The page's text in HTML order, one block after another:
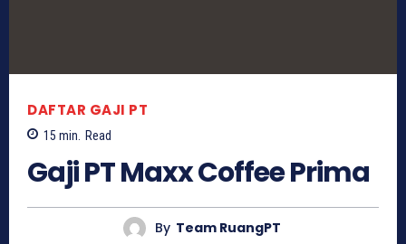
DAFTAR GAJI PT
15 min. Read
Gaji PT Maxx Coffee Prima
By Team RuangPT